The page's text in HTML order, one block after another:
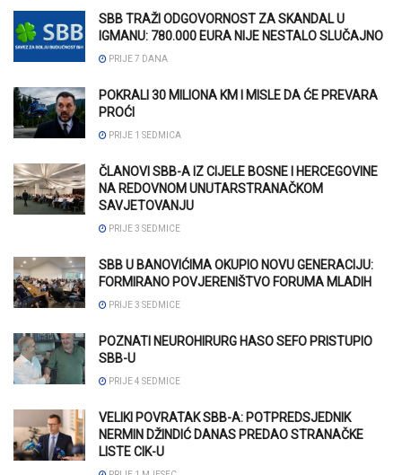
SBB TRAŽI ODGOVORNOST ZA SKANDAL U
IGMANU: 780.000 EURA NIJE NESTALO SLUČAJNO
PRIJE 7 DANA
POKRALI 30 MILIONA KM I MISLE DA ĆE PREVARA
PROĆI
PRIJE 1 SEDMICA
ČLANOVI SBB-A IZ CIJELE BOSNE I HERCEGOVINE
NA REDOVNOM UNUTARSTRANAČKOM
SAVJETOVANJU
PRIJE 3 SEDMICE
SBB U BANOVIĆIMA OKUPIO NOVU GENERACIJU:
FORMIRANO POVJERENIŠTVO FORUMA MLADIH
PRIJE 3 SEDMICE
POZNATI NEUROHIRURG HASO SEFO PRISTUPIO
SBB-U
PRIJE 4 SEDMICE
VELIKI POVRATAK SBB-A: POTPREDSJEDNIK
NERMIN DŽINDIĆ DANAS PREDAO STRANAČKE
LISTE CIK-U